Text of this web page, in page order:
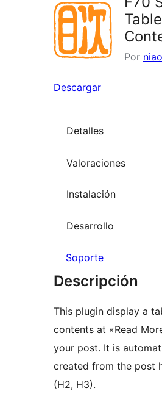
Por
Descargar
Detalles
Valoraciones
Instalación
Desarrollo
Soporte
Descripción
This plugin display a
contents at «Read
your post. It is
created from the post
(H2, H3).